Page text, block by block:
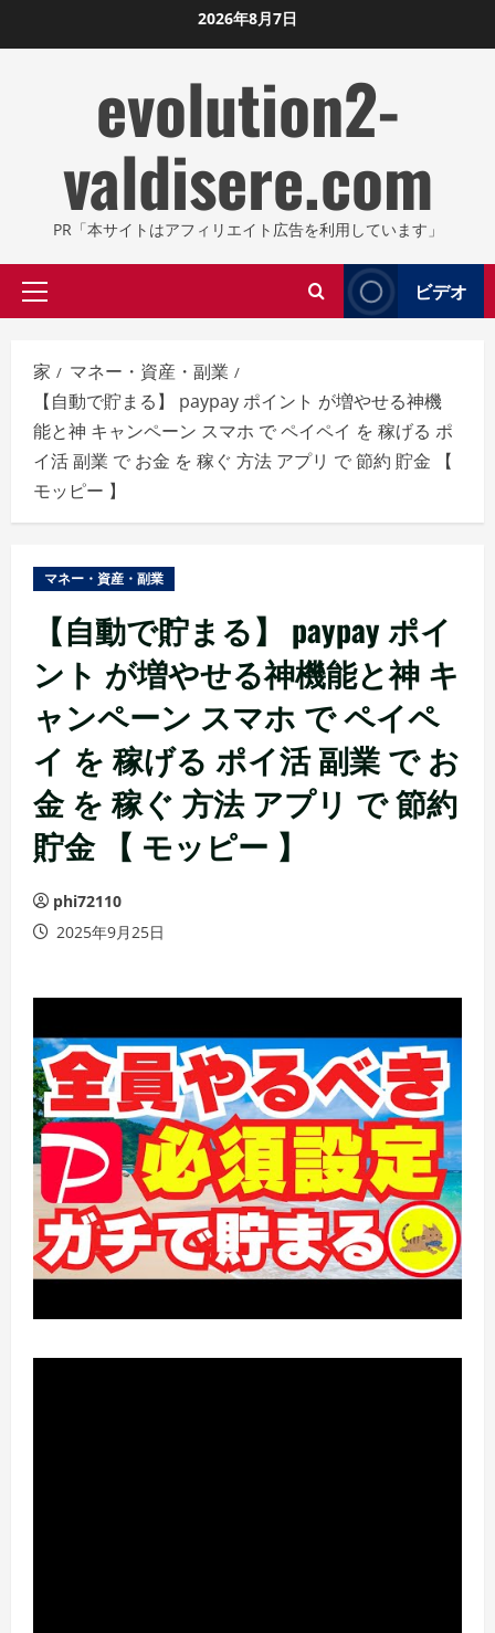
ン
2026年8月7日
evolution2-
valdisere.com
PR「本サイトはアフィリエイト広告を利用しています」
プ
イ
マ
リ
メ
ニ
ュ
ー
ビデオ
家
マネー・資産・副業
【自動で貯まる】 paypay ポイント が増やせる神機
能と神 キャンペーン スマホ で ペイペイ を 稼げる ポ
イ活 副業 で お金 を 稼ぐ 方法 アプリ で 節約 貯金 【
モッピー 】
マネー・資産・副業
【自動で貯まる】 paypay ポイ
ント が増やせる神機能と神 キ
ャンペーン スマホ で ペイペ
イ を 稼げる ポイ活 副業 で お
金 を 稼ぐ 方法 アプリ で 節約
貯金 【 モッピー 】
phi72110
2025年9月25日